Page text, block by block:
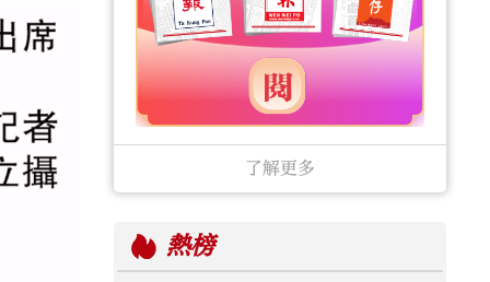
了解更多
熱榜